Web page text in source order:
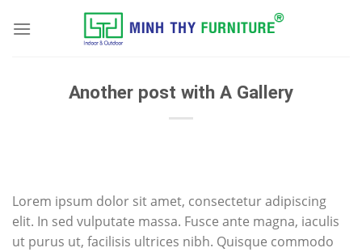
Another post with A Gallery
Lorem ipsum dolor sit amet, consectetur adipiscing
elit. In sed vulputate massa. Fusce ante magna, iaculis
ut purus ut, facilisis ultrices nibh. Quisque commodo